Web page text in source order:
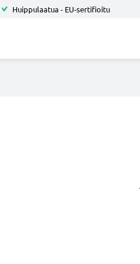
Huippulaatua - EU-sertifioitu